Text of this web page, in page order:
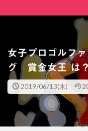
女子プロゴルフ
グ 賞金女王 は
2019/06/13(木)